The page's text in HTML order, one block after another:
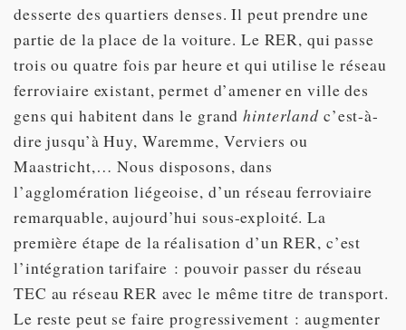
desserte des quartiers denses. Il peut prendre une
partie de la place de la voiture. Le RER, qui passe
trois ou quatre fois par heure et qui utilise le réseau
ferroviaire existant, permet d’amener en ville des
gens qui habitent dans le grandhinterlandc’est-à-
dire jusqu’à Huy, Waremme, Verviers ou
Maastricht,… Nous disposons, dans
l’agglomération liégeoise, d’un réseau ferroviaire
remarquable, aujourd’hui sous-exploité. La
première étape de la réalisation d’un RER, c’est
l’intégration tarifaire : pouvoir passer du réseau
TEC au réseau RER avec le même titre de transport.
Le reste peut se faire progressivement : augmenter